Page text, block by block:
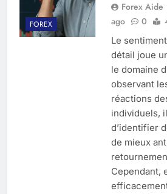
FOREX
Forex Aide
ago
0
Le
détail joue
le domaine
observant
réactions
individuels,
d’identifier
de mieux
Cependant,